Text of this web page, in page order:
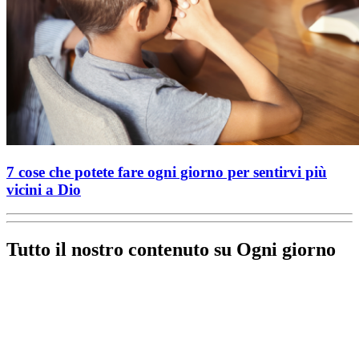
7 cose che potete fare ogni giorno per sentirvi più
vicini a Dio
Tutto il nostro contenuto su Ogni giorno